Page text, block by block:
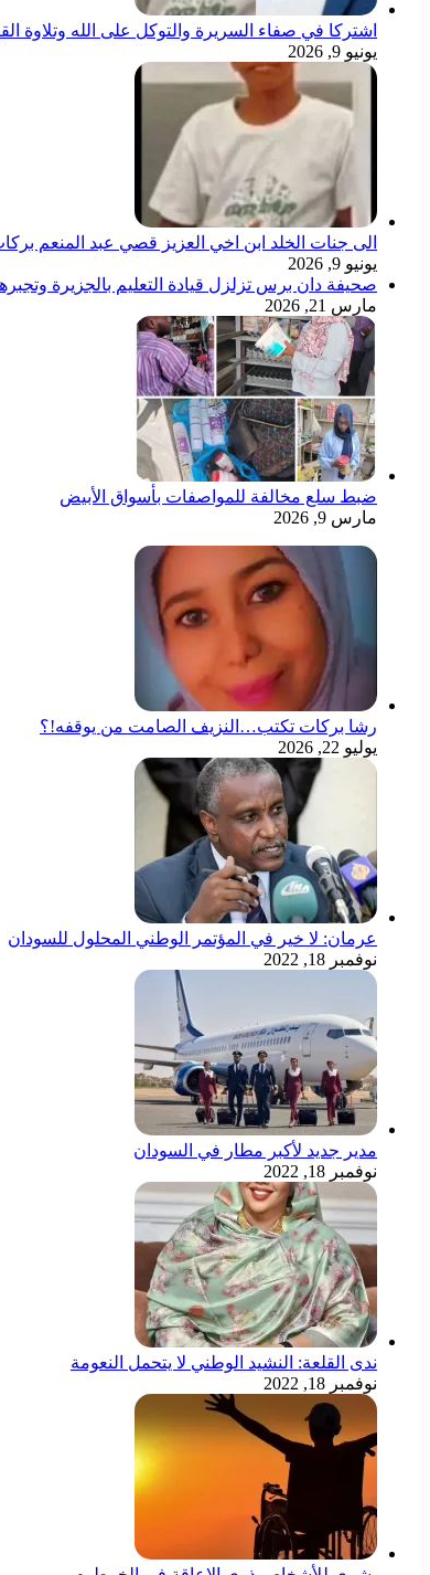
اشتركا في صفاء السريرة والتوكل على الله وتلاوة
يونيو 9, 2026
الى جنات الخلد ابن اخي العزيز قصي عبد المنعم
يونيو 9, 2026
صحيفة دان برس تزلزل قيادة التعليم بالجزيرة
مارس 21, 2026
ضبط سلع مخالفة للمواصفات بأسواق الأبيض
مارس 9, 2026
رشا بركات تكتب…النزيف الصامت من يوقفه!؟
يوليو 22, 2026
عرمان: لا خير في المؤتمر الوطني المحلول للسودان
نوفمبر 18, 2022
مدير جديد لأكبر مطار في السودان
نوفمبر 18, 2022
ندى القلعة: النشيد الوطني لا يتحمل النعومة
نوفمبر 18, 2022